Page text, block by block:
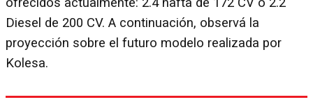
Diesel de 200 CV. A continuación, observá la
proyección sobre el futuro modelo realizada por
Kolesa.